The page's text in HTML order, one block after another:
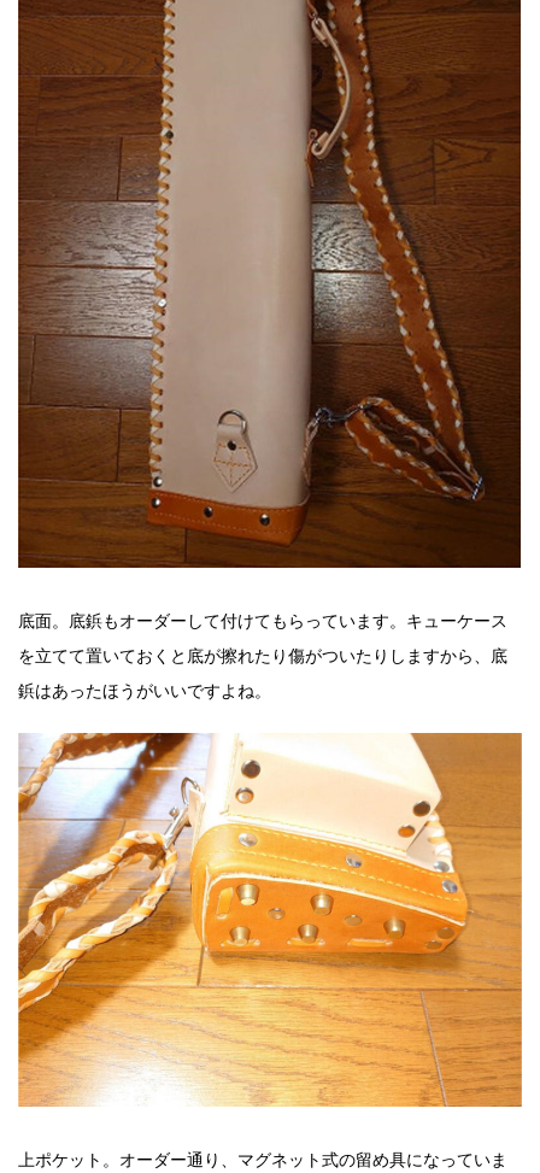
底面。底鋲もオーダーして付けてもらっています。キューケース
を立てて置いておくと底が擦れたり傷がついたりしますから、底
鋲はあったほうがいいですよね。
上ポケット。オーダー通り、マグネット式の留め具になっていま